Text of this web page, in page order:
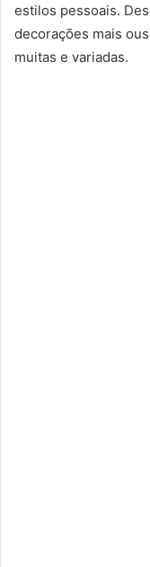
estilos pessoais.
decorações mais
muitas e variadas.